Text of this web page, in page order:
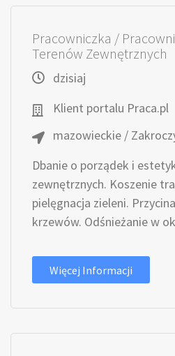
Pracowniczka /
Terenów Zewnętrznych
dzisiaj
Klient portalu Praca.pl
mazowieckie /
Dbanie o porządek i
zewnętrznych. Koszenie
pielęgnacja zieleni.
krzewów. Odśnieżanie w
Więcej Informacji